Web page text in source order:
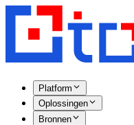
Platform
Oplossingen
Bronnen